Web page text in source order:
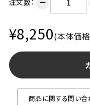
注文数： ー
¥8,250(本体価
商品に関する問い合